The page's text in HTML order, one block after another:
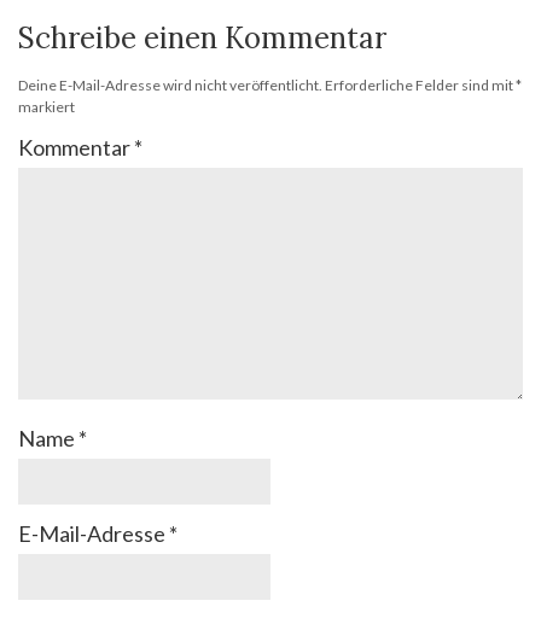
Schreibe einen Kommentar
Deine E-Mail-Adresse wird nicht veröffentlicht. Erforderliche Felder sind mit*
markiert
Kommentar*
Name *
E-Mail-Adresse *